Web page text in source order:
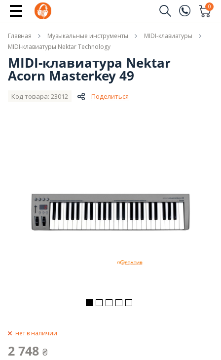
(096)
(044)
0
Имя
Телефон
Главная Музыкальные инструменты
MIDI-клавиатуры
MIDI-клавиатуры Nektar Technology
MIDI-клавиатура Nektar
Acorn Masterkey 49
Код товара: 23012 Поделиться
нет в наличии
2 748 ₴
Сообщить о поступлении